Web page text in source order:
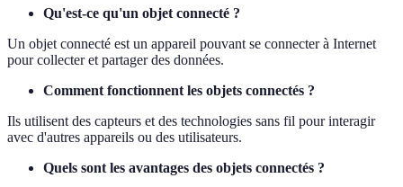
Qu'est-ce qu'un objet connecté ?
Un objet connecté est un appareil pouvant se connecter à Internet
pour collecter et partager des données.
Comment fonctionnent les objets connectés ?
Ils utilisent des capteurs et des technologies sans fil pour interagir
avec d'autres appareils ou des utilisateurs.
Quels sont les avantages des objets connectés ?